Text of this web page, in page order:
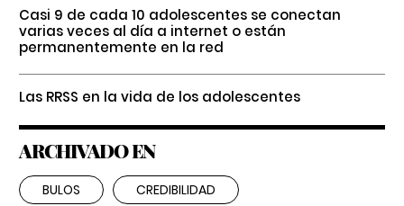
Casi 9 de cada 10 adolescentes se conectan
varias veces al día a internet o están
permanentemente en la red
Las RRSS en la vida de los adolescentes
ARCHIVADO EN
BULOS CREDIBILIDAD